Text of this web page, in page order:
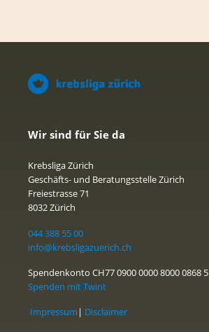
Wir sind für Sie da
Krebsliga Zürich
Geschäfts- und Beratungsstelle Zürich
Freiestrasse 71
8032 Zürich
044 388 55 00
info@krebsligazuerich.ch
Spendenkonto CH77 0900 0000 8000 0868 5
Spenden mit Twint
Impressum | Disclaimer